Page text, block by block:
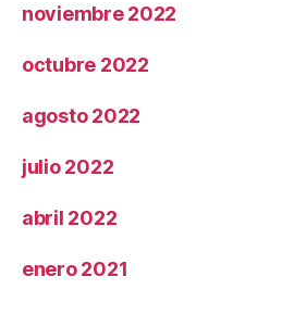
noviembre 2022
octubre 2022
agosto 2022
julio 2022
abril 2022
enero 2021